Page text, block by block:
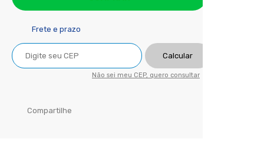
Frete e prazo
Calcular
Não sei meu CEP, quero consultar
Compartilhe